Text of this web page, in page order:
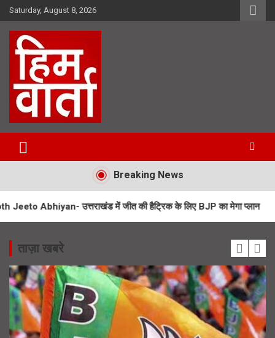
Skip
to
content
Saturday, August 8, 2026
Him Varta
Breaking News
उत्तराखंड में जीत की हैट्रिक के लिए BJP का मेगा प्लान UPNL
ताज़ा खबरे